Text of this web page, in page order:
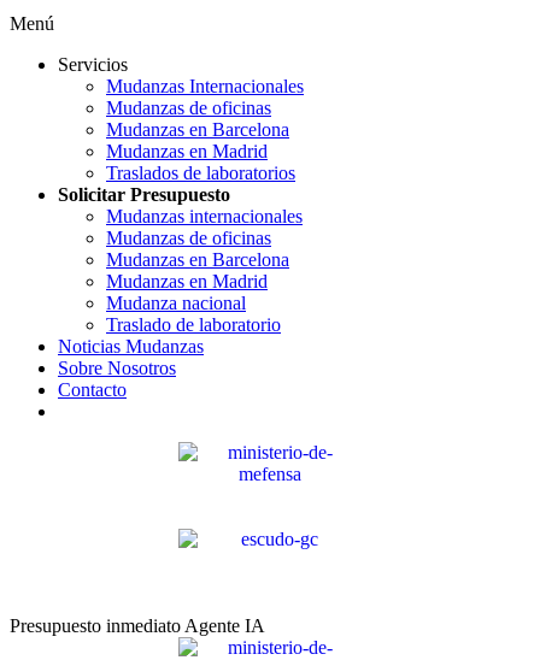
Menú
Servicios
Mudanzas Internacionales
Mudanzas de oficinas
Mudanzas en Barcelona
Mudanzas en Madrid
Traslados de laboratorios
Solicitar Presupuesto
Mudanzas internacionales
Mudanzas de oficinas
Mudanzas en Barcelona
Mudanzas en Madrid
Mudanza nacional
Traslado de laboratorio
Noticias Mudanzas
Sobre Nosotros
Contacto
Presupuesto inmediato Agente IA